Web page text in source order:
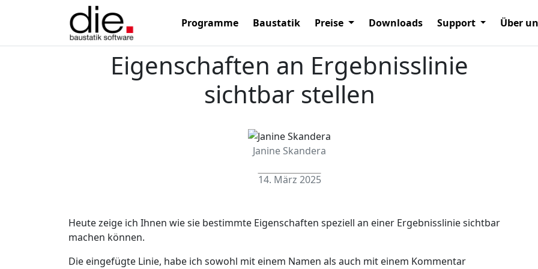
Programme Baustatik Preise Downloads Support Über
Eigenschaften an Ergebnisslinie
sichtbar stellen
Janine Skandera
14. März 2025
Heute zeige ich Ihnen wie sie bestimmte Eigenschaften speziell an einer Ergebnisslinie sichtbar
machen können.
Die eingefügte Linie, habe ich sowohl mit einem Namen als auch mit einem Kommentar